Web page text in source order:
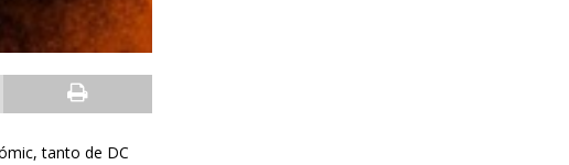
tanto de DC